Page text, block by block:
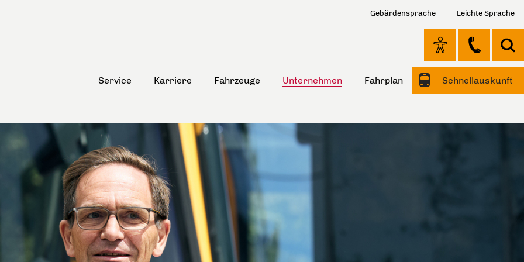
Gebärdensprache Leichte Sprache
Service Karriere Fahrzeuge Unternehmen Fahrplan Schnellauskunft